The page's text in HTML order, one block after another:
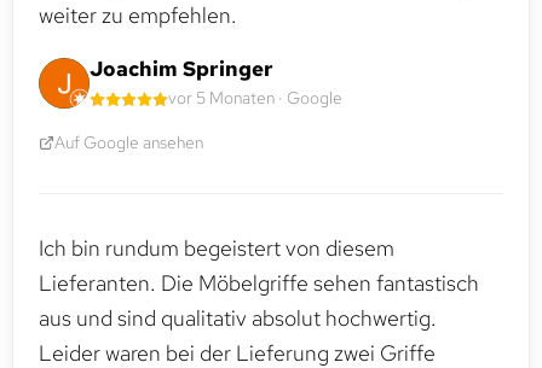
weiter zu empfehlen.
Joachim Springer
vor 5 Monaten · Google
Auf Google ansehen
Ich bin rundum begeistert von diesem
Lieferanten. Die Möbelgriffe sehen fantastisch
aus und sind qualitativ absolut hochwertig.
Leider waren bei der Lieferung zwei Griffe